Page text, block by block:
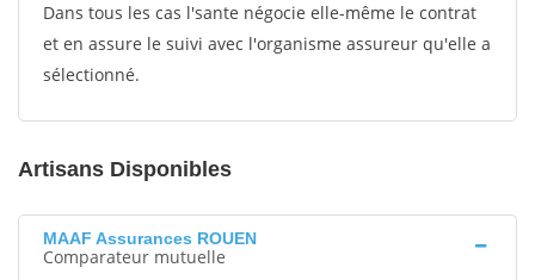
Dans tous les cas l'sante négocie elle-même le contrat
et en assure le suivi avec l'organisme assureur qu'elle a
sélectionné.
Artisans Disponibles
MAAF Assurances ROUEN
Comparateur mutuelle